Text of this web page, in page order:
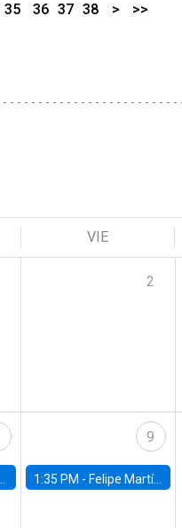
35 36 37 38 > >>
VIE
2
9
1:35 PM - Felipe Martínez, alumno Doctorado en Economía UC